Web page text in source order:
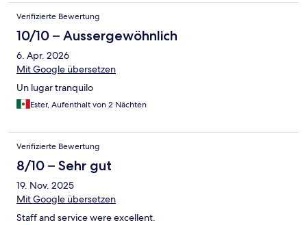
freundlich, hilfsbereit und sehr fleißig. Die Zimmermädchen
machen eine hervorragende Arbeit und die wunderschöne
Anlage wird ständig gepflegt und verschönert. Wir waren hier
für 13 Nächte und es blieben keine Wünsche offen. Das
optionale Frühstücksbuffet ist reichlich und lecker. Es ist für
jeden etwas dabei. Einfach ein tolles Urlaubsdomizil, dass wir
Anja und Albert.
Verifizierte Bewertung
10/10 – Aussergewöhnlich
6. Apr. 2026
Mit Google übersetzen
Un lugar tranquilo
Ester, Aufenthalt von 2 Nächten
Verifizierte Bewertung
8/10 – Sehr gut
19. Nov. 2025
Mit Google übersetzen
Staff and service were excellent.